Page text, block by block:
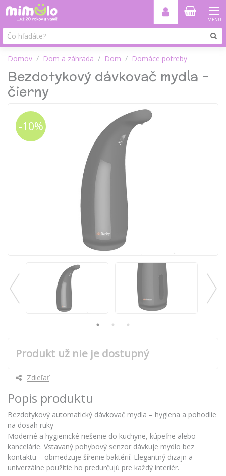
MENU
Domov Dom a záhrada Dom Domáce potreby
Bezdotykový dávkovač mydla –
čierny
-10%
Produkt už nie je dostupný
Zdieľať
Popis produktu
Bezdotykový automatický dávkovač mydla – hygiena a pohodlie
na dosah ruky
Moderné a hygienické riešenie do kuchyne, kúpeľne alebo
kancelárie. Vstavaný pohybový senzor dávkuje mydlo bez
kontaktu – obmedzuje šírenie baktérií. Elegantný dizajn a
univerzálne použitie ho predurčujú pre každý interiér.